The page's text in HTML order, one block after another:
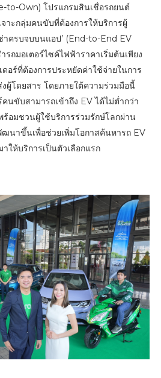
to-Own) โปรแกรมสินเชื่อรถยนต์
าะกลุ่มคนขับที่ต้องการให้บริการผู้
าครบจบบนแอป’ (End-to-End EV
รถมอเตอร์ไซค์ไฟฟ้าราคาเริ่มต้นเพียง
ดอร์ที่ต้องการประหยัดค่าใช้จ่ายในการ
งผู้โดยสาร โดยภายใต้ความร่วมมือนี้
นขับสามารถเข้าถึง EV ได้ไม่ต่ำกว่า
อมชวนผู้ใช้บริการร่วมรักษ์โลกผ่าน
ฒนาขึ้นเพื่อช่วยเพิ่มโอกาสค้นหารถ EV
ให้บริการเป็นตัวเลือกแรก